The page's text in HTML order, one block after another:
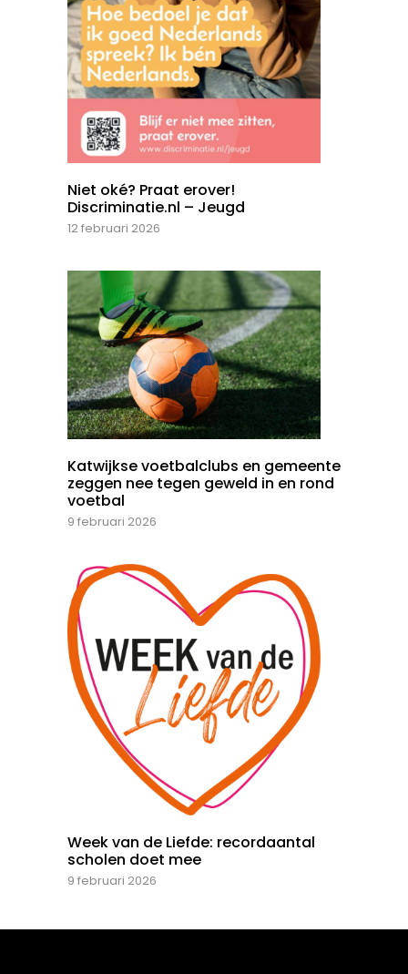
Niet oké? Praat erover!
Discriminatie.nl – Jeugd
12 februari 2026
Katwijkse voetbalclubs en gemeente
zeggen nee tegen geweld in en rond
voetbal
9 februari 2026
Week van de Liefde: recordaantal
scholen doet mee
9 februari 2026